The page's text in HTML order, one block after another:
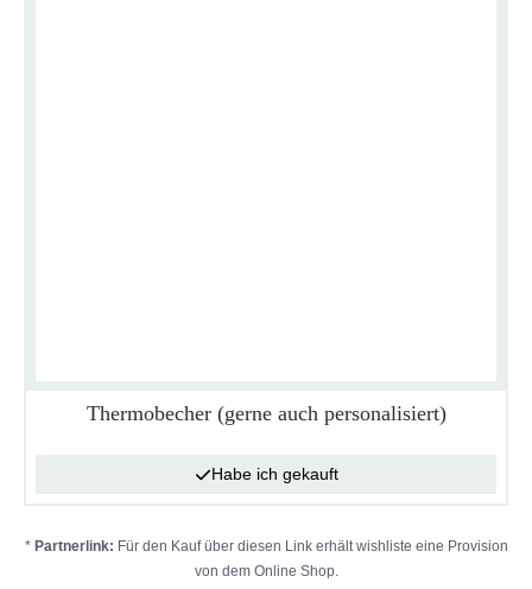
Thermobecher (gerne auch personalisiert)
Habe ich gekauft
* Partnerlink: Für den Kauf über diesen Link erhält wishliste eine Provision
von dem Online Shop.Datenschutzerklärung